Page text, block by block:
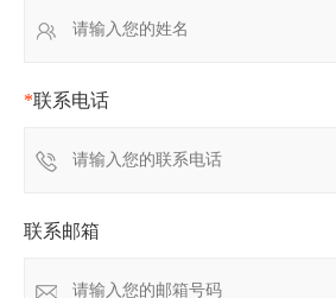
*联系电话
联系邮箱